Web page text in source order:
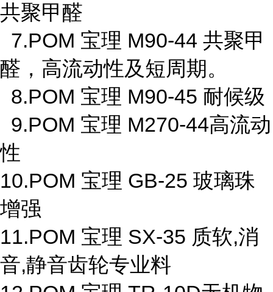
共聚甲醛
7.POM 宝理 M90-44 共聚甲
醛，高流动性及短周期。
8.POM 宝理 M90-45 耐候级
9.POM 宝理 M270-44高流动
性
10.POM 宝理 GB-25 玻璃珠
增强
11.POM 宝理 SX-35 质软,消
音,静音齿轮专业料